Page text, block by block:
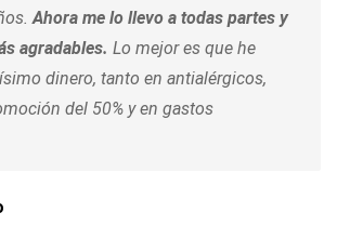
Ahora me lo llevo a todas partes y
agradables. Lo mejor es que he
dinero, tanto en antialérgicos,
del 50% y en gastos